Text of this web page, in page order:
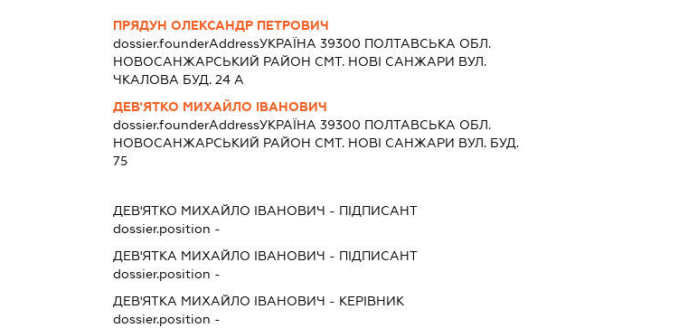
ПРЯДУН ОЛЕКСАНДР ПЕТРОВИЧ
dossier.founderAddressУКРАЇНА 39300 ПОЛТАВСЬКА ОБЛ.
НОВОСАНЖАРСЬКИЙ РАЙОН СМТ. НОВІ САНЖАРИ ВУЛ.
ЧКАЛОВА БУД. 24 А
ДЕВ'ЯТКО МИХАЙЛО ІВАНОВИЧ
dossier.founderAddressУКРАЇНА 39300 ПОЛТАВСЬКА ОБЛ.
НОВОСАНЖАРСЬКИЙ РАЙОН СМТ. НОВІ САНЖАРИ ВУЛ. БУД.
75
ДЕВ'ЯТКО МИХАЙЛО ІВАНОВИЧ - ПІДПИСАНТ
dossier.position -
ДЕВ'ЯТКА МИХАЙЛО ІВАНОВИЧ - ПІДПИСАНТ
dossier.position -
ДЕВ'ЯТКА МИХАЙЛО ІВАНОВИЧ - КЕРІВНИК
dossier.position -